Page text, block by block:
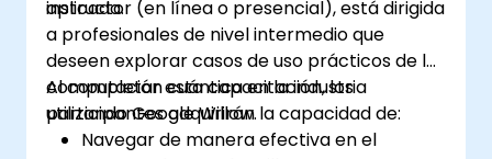
aplicada.
instructor (en línea o presencial), está dirigida
a profesionales de nivel intermedio que
deseen explorar casos de uso prácticos de la
computación cuántica en la industria
utilizando Google Willow.
Al completar esta capacitación, los
participantes adquirirán la capacidad de:
Navegar de manera efectiva en el